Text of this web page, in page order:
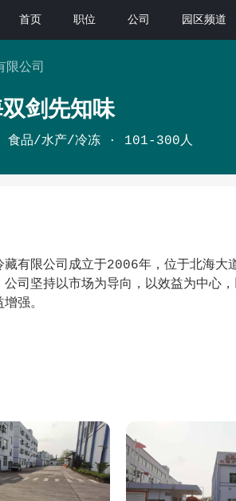
首页 职位 公司 园区频道
限公司
剑先知味
食品/水产/冷冻 101-300人
藏有限公司成立于2006年，位于北海
公司坚持以市场为导向，以效益为中心
强。